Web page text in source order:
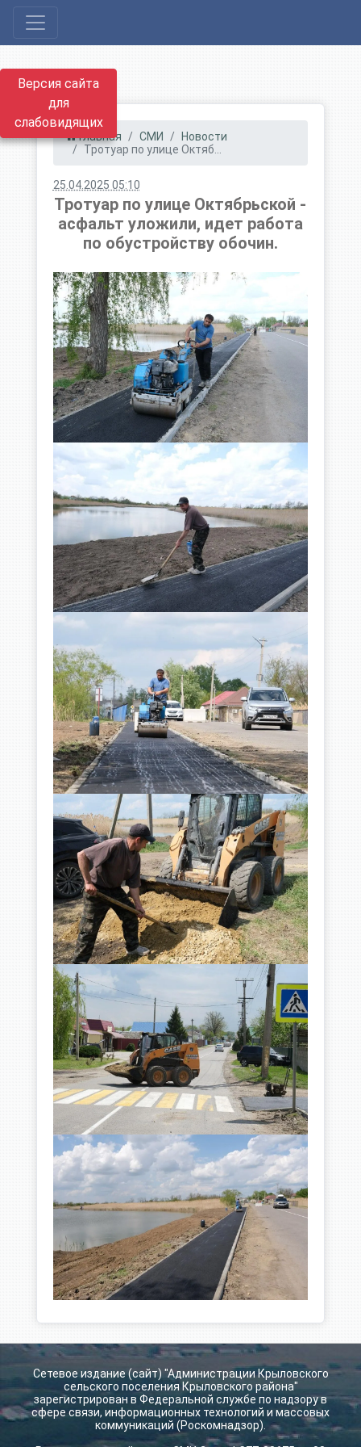
Версия сайта
для
слабовидящих
Главная СМИ
Новости
Тротуар по улице Октяб...
25.04.2025 05:10
Тротуар по улице Октябрьской -
асфальт уложили, идет работа
по обустройству обочин.
Сетевое издание (сайт) "Администрации Крыловского
сельского поселения Крыловского района"
зарегистрирован в Федеральной службе по надзору в
сфере связи, информационных технологий и массовых
коммуникаций (Роскомнадзор).